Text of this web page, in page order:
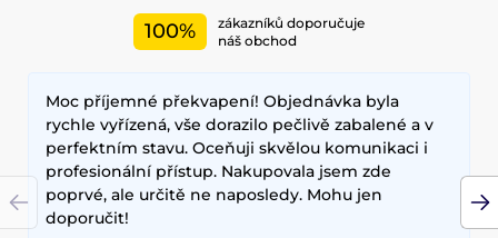
100%
zákazníků doporučuje
náš obchod
Moc příjemné překvapení! Objednávka byla
rychle vyřízená, vše dorazilo pečlivě zabalené a v
perfektním stavu. Oceňuji skvělou komunikaci i
profesionální přístup. Nakupovala jsem zde
poprvé, ale určitě ne naposledy. Mohu jen
doporučit!